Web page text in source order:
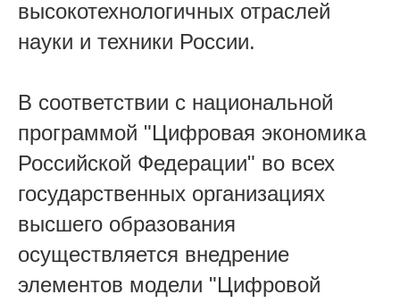
высокотехнологичных отраслей
науки и техники России.
В соответствии с национальной
программой "Цифровая экономика
Российской Федерации" во всех
государственных организациях
высшего образования
осуществляется внедрение
элементов модели "Цифровой